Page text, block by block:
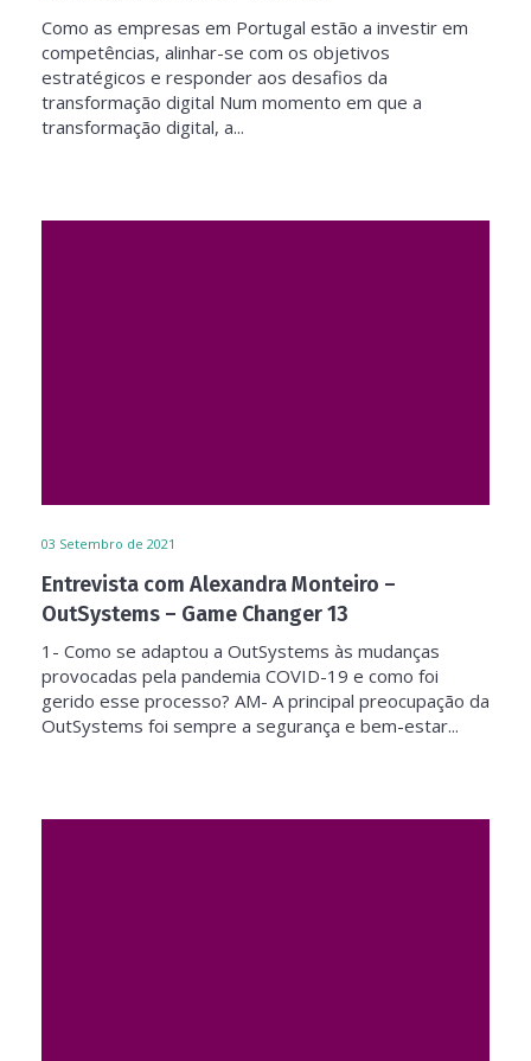
Como as empresas em Portugal estão a investir em
competências, alinhar-se com os objetivos
estratégicos e responder aos desafios da
transformação digital Num momento em que a
transformação digital, a...
03 Setembro de 2021
Entrevista com Alexandra Monteiro –
OutSystems – Game Changer 13
1- Como se adaptou a OutSystems às mudanças
provocadas pela pandemia COVID-19 e como foi
gerido esse processo? AM- A principal preocupação da
OutSystems foi sempre a segurança e bem-estar...